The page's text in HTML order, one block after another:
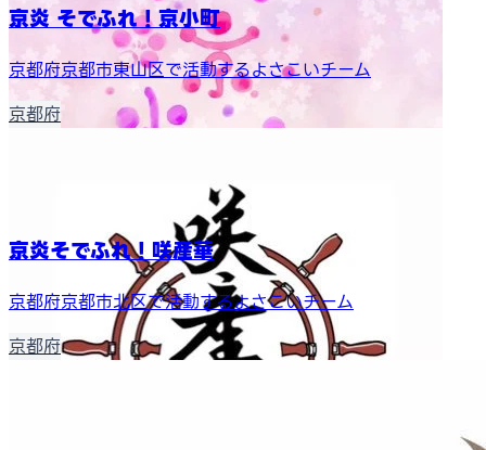
京炎 そでふれ！京小町
京都府京都市東山区で活動するよさこいチーム
京都府
京炎そでふれ！咲産華
京都府京都市北区で活動するよさこいチーム
京都府